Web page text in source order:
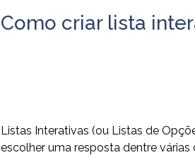
Como criar lista
Listas Interativas (ou Listas de
escolher uma resposta dentre